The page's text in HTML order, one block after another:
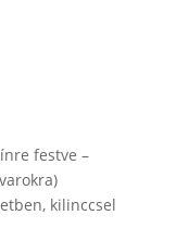
festve –
kilinccsel